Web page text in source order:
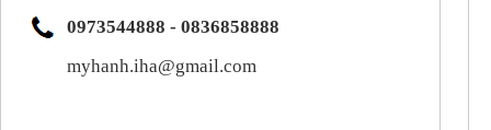
0973544888 - 0836858888
myhanh.iha@gmail.com